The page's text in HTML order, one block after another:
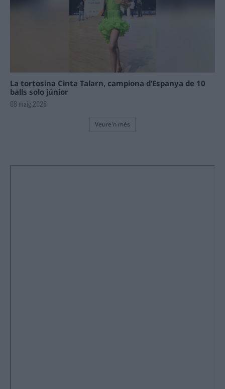
La tortosina Cinta Talarn, campiona d’Espanya de 10
balls solo júnior
08 maig 2026
Veure'n més